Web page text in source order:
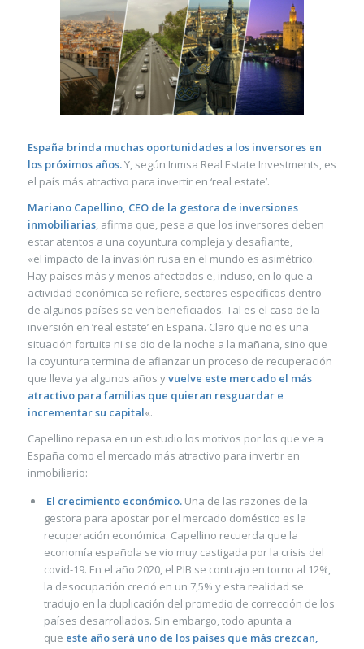
España brinda muchas oportunidades a los inversores en
los próximos años.Y, según Inmsa Real Estate Investments, es
el país más atractivo para invertir en ‘real estate’.
Mariano Capellino, CEO de la gestora de inversiones
inmobiliarias, afirma que, pese a que los inversores deben
estar atentos a una coyuntura compleja y desafiante,
«el impacto de la invasión rusa en el mundo es asimétrico.
Hay países más y menos afectados e, incluso, en lo que a
actividad económica se refiere, sectores específicos dentro
de algunos países se ven beneficiados. Tal es el caso de la
inversión en ‘real estate’ en España. Claro que no es una
situación fortuita ni se dio de la noche a la mañana, sino que
la coyuntura termina de afianzar un proceso de recuperación
que lleva ya algunos años yvuelve este mercado el más
atractivo para familias que quieran resguardar e
incrementar su capital«.
Capellino repasa en un estudio los motivos por los que ve a
España como el mercado más atractivo para invertir en
inmobiliario:
El crecimiento económico. Una de las razones de la
gestora para apostar por el mercado doméstico es la
recuperación económica. Capellino recuerda que la
economía española se vio muy castigada por la crisis del
covid-19. En el año 2020, el PIB se contrajo en torno al 12%,
la desocupación creció en un 7,5% y esta realidad se
tradujo en la duplicación del promedio de corrección de los
países desarrollados. Sin embargo, todo apunta a
que este año será uno de los países que más crezcan,